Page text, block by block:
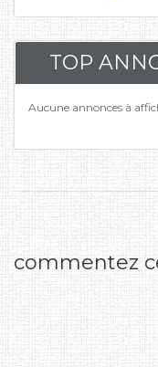
TOP
Aucune annonces à
commentez